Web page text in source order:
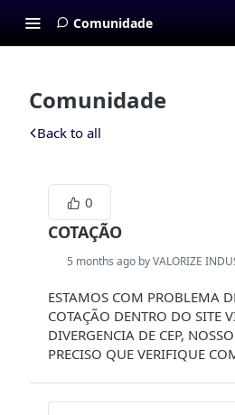
Comunidade
Comunidade
Back to all
0
COTAÇÃO
5 months ago by VALORIZE
ESTAMOS COM PROBLEMA
COTAÇÃO DENTRO DO SITE
DIVERGENCIA DE CEP,
PRECISO QUE VERIFIQUE